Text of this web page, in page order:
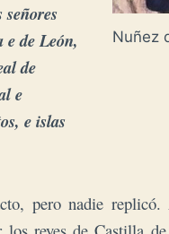
Nuñez
e de León,
de
e
e islas
pero nadie